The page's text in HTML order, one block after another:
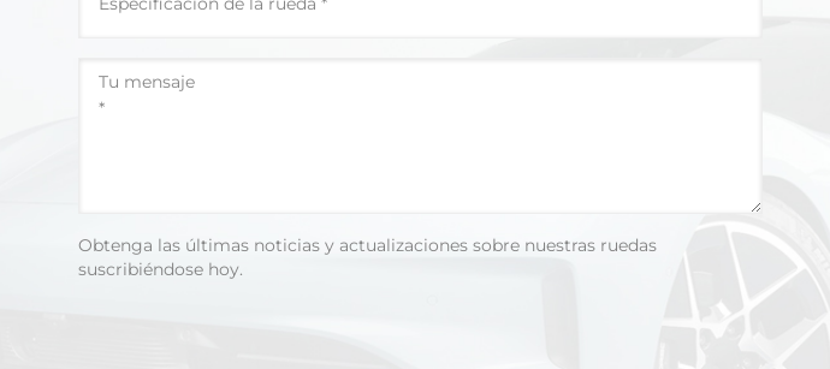
Obtenga las últimas noticias y actualizaciones sobre nuestras ruedas
suscribiéndose hoy.